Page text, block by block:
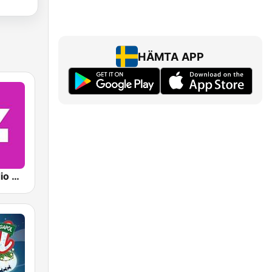
Sveriges Radio P4 Stockholm
HÄMTA APP